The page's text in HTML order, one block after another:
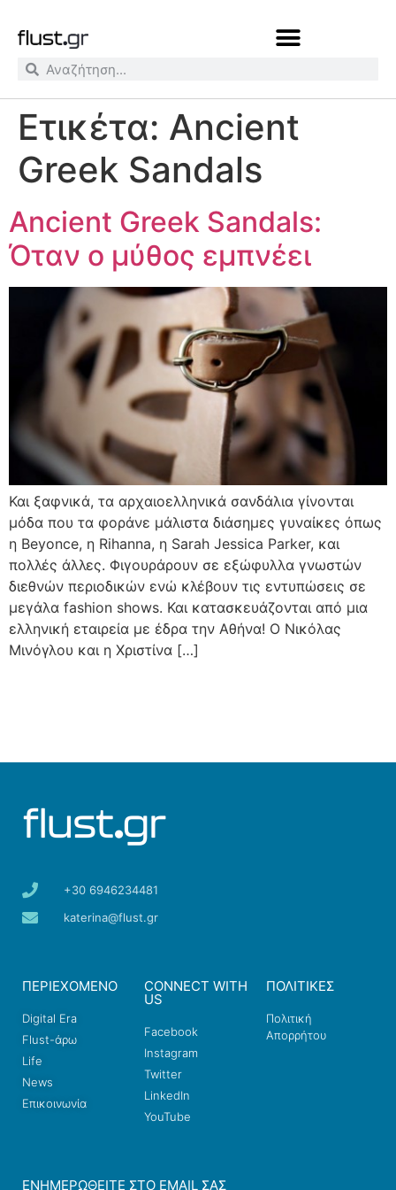
Ετικέτα: Ancient
Greek Sandals
Ancient Greek Sandals:
Όταν o μύθος εμπνέει
Και ξαφνικά, τα αρχαιοελληνικά σανδάλια γίνονται
μόδα που τα φοράνε μάλιστα διάσημες γυναίκες όπως
η Beyonce, η Rihanna, η Sarah Jessica Parker, και
πολλές άλλες. Φιγουράρουν σε εξώφυλλα γνωστών
διεθνών περιοδικών ενώ κλέβουν τις εντυπώσεις σε
μεγάλα fashion shows. Και κατασκευάζονται από μια
ελληνική εταιρεία με έδρα την Αθήνα! Ο Νικόλας
Μινόγλου και η Χριστίνα […]
+30 6946234481
katerina@flust.gr
ΠΕΡΙΕΧΟΜΕΝΟ
Digital Era
Flust-άρω
Life
News
Επικοινωνία
CONNECT WITH
US
Facebook
Instagram
Twitter
LinkedIn
YouTube
ΠΟΛΙΤΙΚΕΣ
Πολιτική
Απορρήτου
ΕΝΗΜΕΡΩΘΕΊΤΕ ΣΤΟ EMAIL ΣΑΣ